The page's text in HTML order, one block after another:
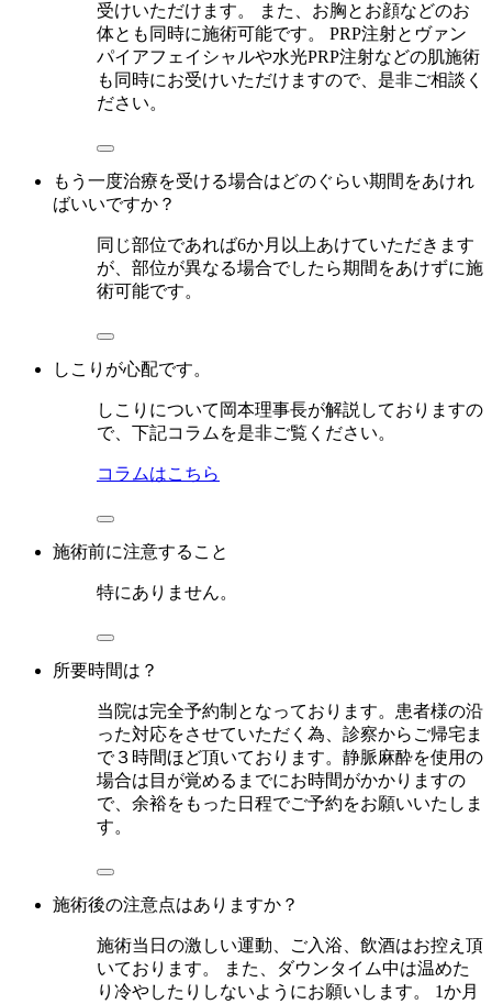
受けいただけます。 また、お胸とお顔などのお
体とも同時に施術可能です。 PRP注射とヴァン
パイアフェイシャルや水光PRP注射などの肌施術
も同時にお受けいただけますので、是非ご相談く
ださい。
もう一度治療を受ける場合はどのぐらい期間をあけれ
ばいいですか？
同じ部位であれば6か月以上あけていただきます
が、部位が異なる場合でしたら期間をあけずに施
術可能です。
しこりが心配です。
しこりについて岡本理事長が解説しておりますの
で、下記コラムを是非ご覧ください。
コラムはこちら
施術前に注意すること
特にありません。
所要時間は？
当院は完全予約制となっております。患者様の沿
った対応をさせていただく為、診察からご帰宅ま
で３時間ほど頂いております。静脈麻酔を使用の
場合は目が覚めるまでにお時間がかかりますの
で、余裕をもった日程でご予約をお願いいたしま
す。
施術後の注意点はありますか？
施術当日の激しい運動、ご入浴、飲酒はお控え頂
いております。 また、ダウンタイム中は温めた
り冷やしたりしないようにお願いします。 1か月